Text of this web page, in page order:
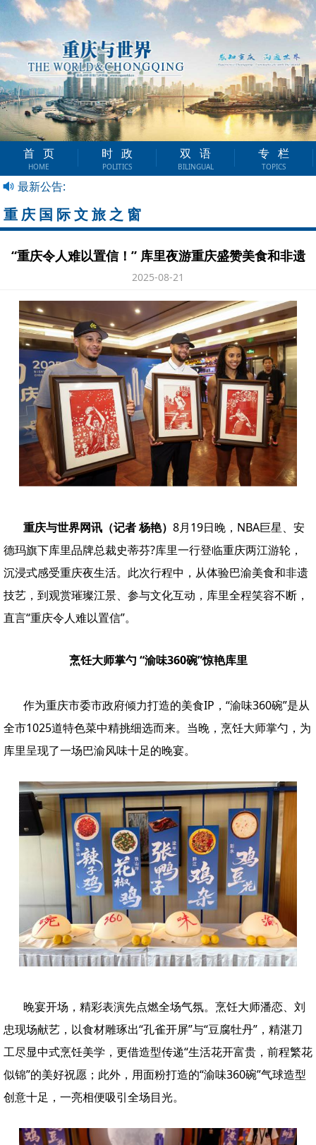
首页
HOME
时政
POLITICS
双语
BILINGUAL
专栏
TOPICS
最新公告:
重庆国际文旅之窗
“重庆令人难以置信！” 库里夜游重庆盛赞美食和非遗
2025-08-21
重庆与世界网讯（记者 杨艳） 8月19日晚，NBA巨星、安
德玛旗下库里品牌总裁史蒂芬?库里一行登临重庆两江游轮，
沉浸式感受重庆夜生活。此次行程中，从体验巴渝美食和非遗
技艺，到观赏璀璨江景、参与文化互动，库里全程笑容不断，
直言“重庆令人难以置信”。
烹饪大师掌勺 “渝味360碗”惊艳库里
作为重庆市委市政府倾力打造的美食IP，“渝味360碗”是从
全市1025道特色菜中精挑细选而来。当晚，烹饪大师掌勺，为
库里呈现了一场巴渝风味十足的晚宴。
晚宴开场，精彩表演先点燃全场气氛。烹饪大师潘恋、刘
忠现场献艺，以食材雕琢出“孔雀开屏”与“豆腐牡丹”，精湛刀
工尽显中式烹饪美学，更借造型传递“生活花开富贵，前程繁花
似锦”的美好祝愿；此外，用面粉打造的“渝味360碗”气球造型
创意十足，一亮相便吸引全场目光。